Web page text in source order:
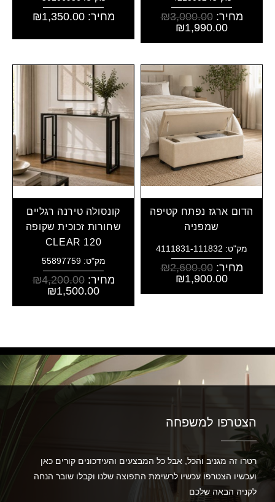
מחיר: ₪3,000.00
₪1,990.00
מחיר: ₪1,350.00
הדום ארגז נפתח קטיפה
שמפניה
מק"ט: 4111831-111832
מחיר: ₪2,600.00
₪1,900.00
קונסולה טירנה רגליים
שחורות זכוכית שקופה
CLEAR 120
מק"ט: 55897759
מחיר: ₪4,200.00
₪1,500.00
הצטרפו למשפחה
רטרו זה מגניב והכל, אבל כל המבצעים והעידכונים קורים כאן
ועכשיו הצטרפו עכשיו לרשימת התפוצה שלנו וקבלו שובר הנחה
לקניה הבאה שלכם